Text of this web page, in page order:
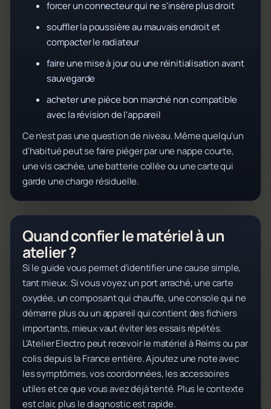
forcer un connecteur qui ne s'insère plus droit
souffler la poussière au mauvais endroit et
compacter le radiateur
faire une mise à jour ou une réinitialisation avant
sauvegarde
acheter une pièce bon marché non compatible
avec la révision de l'appareil
Ce n'est pas une question de niveau. Même quelqu'un
d'habitué peut se faire piéger par une nappe courte,
une vis cachée, une batterie collée ou une carte qui
garde une charge résiduelle.
Quand confier le matériel à un
atelier ?
Si le guide vous permet d'identifier une cause simple,
tant mieux. Si vous voyez un port arraché, une carte
oxydée, un composant qui chauffe, une console qui ne
démarre plus ou un appareil qui contient des fichiers
importants, mieux vaut éviter les essais répétés.
L'Atelier Electro peut recevoir le matériel à Reims ou par
colis depuis la France entière. Ajoutez une note avec
les symptômes, vos coordonnées, les accessoires
utiles et ce que vous avez déjà tenté. Plus le contexte
est clair, plus le diagnostic est rapide.